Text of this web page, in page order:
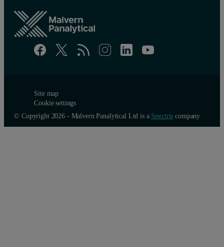
Site map
Cookie settings
© Copyright 2026 - Malvern Panalytical Ltd is a Spectris company